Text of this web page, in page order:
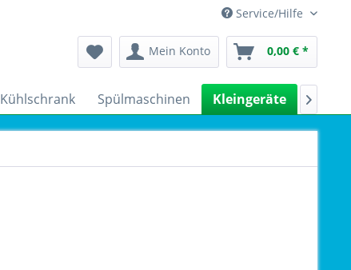
Service/Hilfe
Mein Konto 0,00 € *
Kühlschrank Spülmaschinen Kleingeräte Sale
